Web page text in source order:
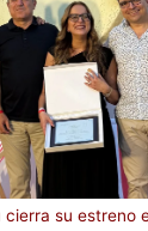
cierra su